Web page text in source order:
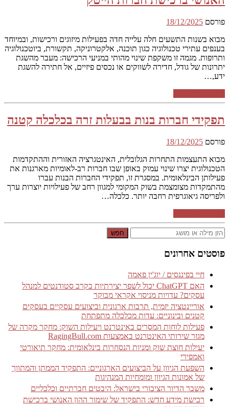
פורסם 18/12/2025
מבוא בשנות התשעים חלה עלייה חדה בפעילות מיזוגים ורכישות, ובמיוחד
בענפים עתירי טכנולוגיה כגון תוכנה, אלקטרוניקה, תקשורת, ביוטכנולוגיה
ותרופות. מגמה זו משקפת שינוי מהותי במניעי הרכישה: מעבר מהשגת
יתרונות של גודל, חדירה לשווקים או נכסים פיזיים, אל חתירה להשגת
ידע,…
תפקידי חברות בנות בבעלות זרה בכלכלה קטנה
פורסם 18/12/2025
מבוא התעצמות התחרות הגלובלית, האינטגרציה האזורית וההתקדמות
הטכנולוגית יצרו שינוי עמוק באופן שבו חברות רב-לאומיות מארגנות את
פעילותן הבינלאומית. במסגרת זו, תפקידי החברות הבנות עברו
מהתמקדות מצומצמת בשוק המקומי למגוון רחב של פעילויות יוצרות ערך
ולפריסה גיאוגרפית רחבה יותר. כלכלה…
חפש
פוסטים אחרונים
חיי בפיננסים / יוג'ין פאמה
האם ChatGPT יכול לשפר יצירתיות בקרב סטודנטים למנהל
עסקים? עדויות מניסוי אקראי מבוקר
אוריינטציה יזמית, תרבות ארגונית וביצועים עסקיים בעסקים
קטנים ובינוניים: עדות מכלכלה מתפתחת
פעילות לוחות המסרים באינטרנט ויעילות השוק: מחקר מקרה של
מגזר שירותי האינטרנט באמצעות RagingBull.com
יעילות חוצת שוק ומניות הנסחרות בינלאומית: מחקר תיאורטי
ואמפירי
השפעת הגיוון על הביצועים הארגוניים: התפקיד הממתן והמתווך
של אמונות הגיוון ומומחיות המנהיגות
משבר הדיור הציבורי בישראל: היבטים חברתיים וכלכליים
רכישת מידע חדש: התפקיד של שימור ההון האנושי ברכישת